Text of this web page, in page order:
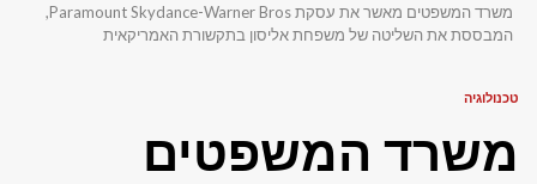
משרד המשפטים מאשר את עסקת Paramount Skydance-Warner Bros,
המבססת את השליטה של ​​משפחת אליסון בתקשורת האמריקאית
טכנולוגיה
משרד המשפטים